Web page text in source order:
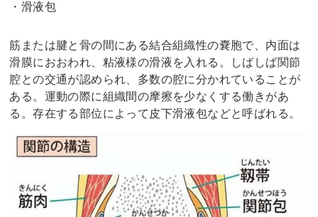
・滑液包
筋または腱と骨の間にある結合組織性の嚢胞で、内面は
滑膜におおわれ、粘液様の滑液を入れる。しばしば関節
腔との交通が認められ、多数の腔に分かれていることが
ある。運動の際に組織間の摩擦を少なくする働きがあ
る。存在する部位によって皮下滑液包などと呼ばれる。